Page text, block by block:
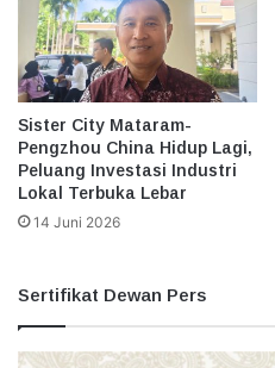
Sister City Mataram-
Pengzhou China Hidup Lagi,
Peluang Investasi Industri
Lokal Terbuka Lebar
14 Juni 2026
Sertifikat Dewan Pers